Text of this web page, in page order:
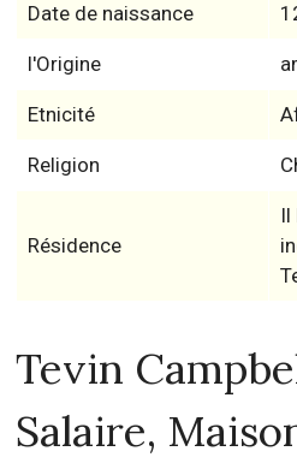
Date de naissance
l'Origine
Etnicité
Religion
Résidence
Il
Tevin
Salaire,